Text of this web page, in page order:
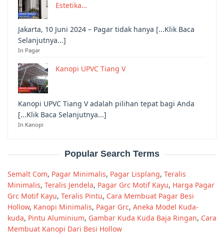
Estetika…
Jakarta, 10 Juni 2024 – Pagar tidak hanya [...Klik Baca
Selanjutnya...]
In Pagar
Kanopi UPVC Tiang V
Kanopi UPVC Tiang V adalah pilihan tepat bagi Anda
[...Klik Baca Selanjutnya...]
In Kanopi
Popular Search Terms
Semalt Com, Pagar Minimalis, Pagar Lisplang, Teralis
Minimalis, Teralis Jendela, Pagar Grc Motif Kayu, Harga Pagar
Grc Motif Kayu, Teralis Pintu, Cara Membuat Pagar Besi
Hollow, Kanopi Minimalis, Pagar Grc, Aneka Model Kuda-
kuda, Pintu Aluminium, Gambar Kuda Kuda Baja Ringan, Cara
Membuat Kanopi Dari Besi Hollow